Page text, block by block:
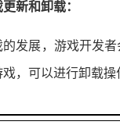
新和卸载：
的发展，游戏开发
，可以进行卸载操